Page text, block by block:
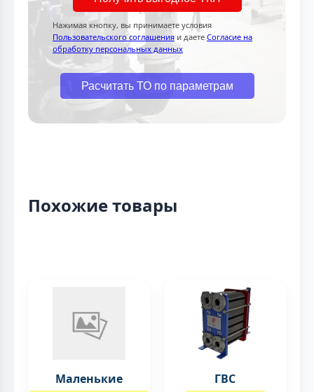
Нажимая кнопку, вы принимаете условия
Пользовательского соглашения и даете Согласие на
обработку персональных данных
Расчитать ТО по параметрам
Похожие товары
Маленькие ГВС